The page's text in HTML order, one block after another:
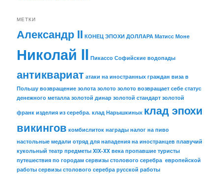
МЕТКИ
Александр II КОНЕЦ ЭПОХИ ДОЛЛАРА Матисс Моне
Николай II Пикассо Софийские водопады
антиквариат атаки на иностранных граждан виза в
Польшу возвращение золота золото золото возвращает себе статус
денежного металла золотой динар золотой стандарт золотой
франк изделия из серебра. клад Нарышкиных клад эпохи
викингов комбислиток награды налог на пиво
настольные медали отряд для нападения на иностранцев плавучий
кукольный театр предметы XIX-XX века пропавшие туристы
путешествия по городам сервизы столового серебра европейской
работы сервизы столового серебра русской работы